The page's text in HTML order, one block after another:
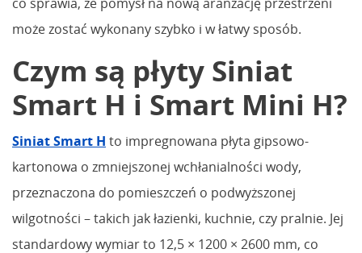
może zostać wykonany szybko i w łatwy sposób.
Czym są płyty Siniat
Smart H i Smart Mini H?
Siniat Smart H to impregnowana płyta gipsowo-
kartonowa o zmniejszonej wchłanialności wody,
przeznaczona do pomieszczeń o podwyższonej
wilgotności – takich jak łazienki, kuchnie, czy pralnie. Jej
standardowy wymiar to 12,5 × 1200 × 2600 mm, co